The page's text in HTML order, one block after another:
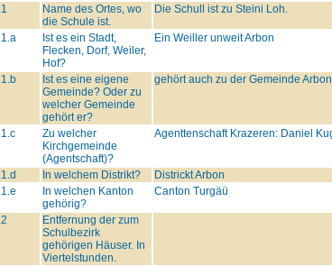
Name des Ortes, wo
die Schule ist.
Die Schull ist zu Steini Loh.
Ist es ein Stadt,
Flecken, Dorf, Weiler,
Hof?
Ein Weiller unweit Arbon
Ist es eine eigene
Gemeinde? Oder zu
welcher Gemeinde
gehört er?
gehört auch zu der Gemeinde Arbon
Zu welcher
Kirchgemeinde
(Agentschaft)?
Agenttenschaft Krazeren: Daniel
In welchem Distrikt?
Districkt Arbon
In welchen Kanton
gehörig?
Canton Turgäü
Entfernung der zum
Schulbezirk
gehörigen Häuser. In
Viertelstunden.